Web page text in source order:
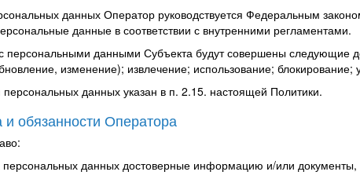
данных Оператор руководствуется Федеральным
данные в соответствии с внутренними регламентами.
персональными данными Субъекта будут совершены следующие
изменение); извлечение; использование;
данных указан в п. 2.15. настоящей Политики.
обязанности Оператора
персональных данных достоверные информацию и/или